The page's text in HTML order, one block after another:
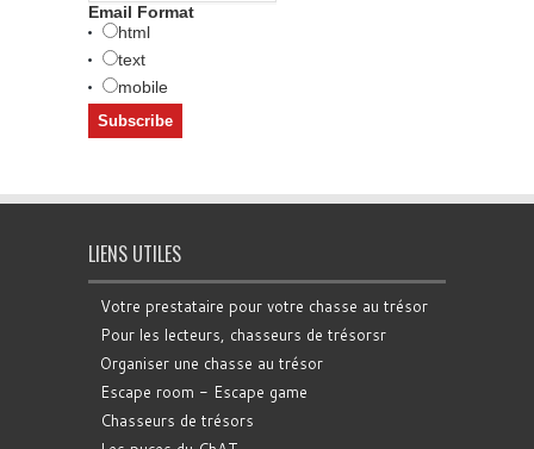
Email Format
html
text
mobile
LIENS UTILES
Votre prestataire pour votre chasse au trésor
Pour les lecteurs, chasseurs de trésorsr
Organiser une chasse au trésor
Escape room - Escape game
Chasseurs de trésors